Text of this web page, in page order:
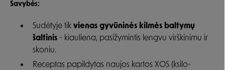
Savybės:
Sudėtyje tik vienas gyvūninės kilmės baltymų
šaltinis - kiauliena, pasižymintis lengvu virškinimu ir
skoniu.
Receptas papildytas naujos kartos XOS (ksilo-